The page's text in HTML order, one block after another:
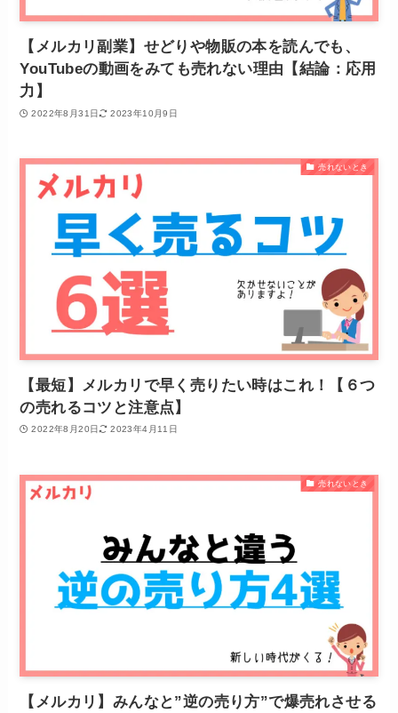
【メルカリ副業】せどりや物販の本を読んでも、
YouTubeの動画をみても売れない理由【結論：応用
力】
2022年8月31日 2023年10月9日
売れないとき
【最短】メルカリで早く売りたい時はこれ！【６つ
の売れるコツと注意点】
2022年8月20日 2023年4月11日
売れないとき
【メルカリ】みんなと”逆の売り方”で爆売れさせる